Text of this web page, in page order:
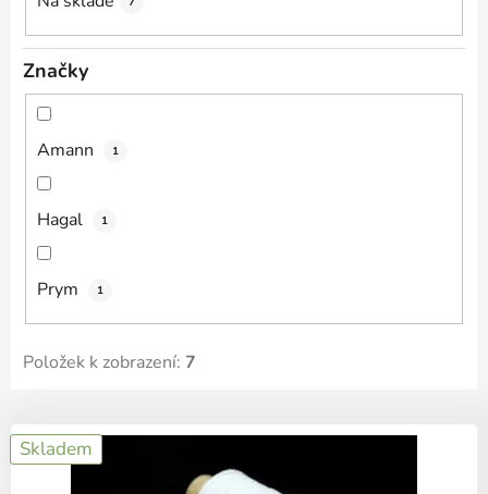
ůZnačky
Amann 1
Hagal 1
Prym 1
Položek k zobrazení: 7
V
ýSkladem